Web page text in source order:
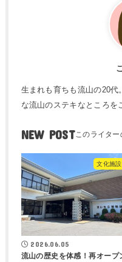
生まれも育ちも流山の20代
な流山のステキなところを
NEW POST
文化施設
2026.06.05
流山の歴史を体感！再オープ